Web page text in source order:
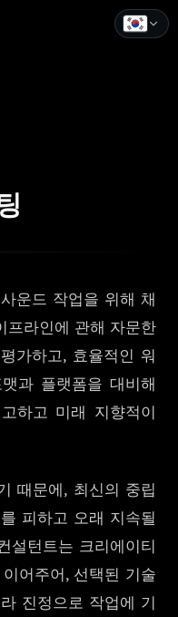
운드 작업을 위해 채
프라인에 관해 자문한
가하고, 효율적인 워
과 플랫폼을 대비해
하고 미래 지향적이
때문에, 최신의 중립
피하고 오래 지속될
설턴트는 크리에이티
어주어, 선택된 기술
진정으로 작업에 기
Русский
日本語
한국어